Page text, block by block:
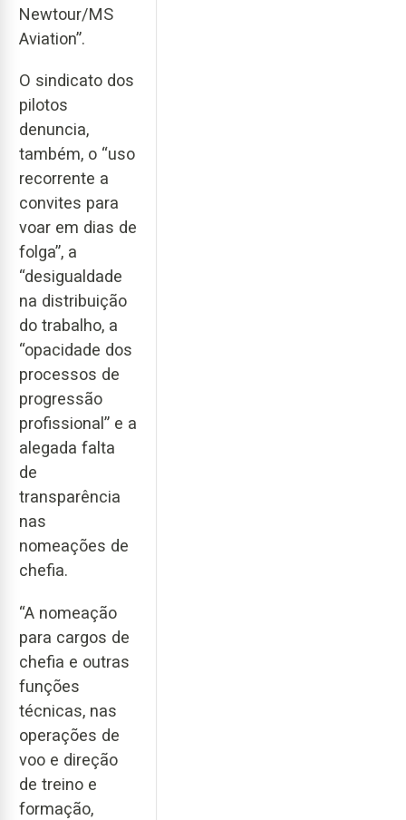
Newtour/MS
Aviation”.
O sindicato dos
pilotos
denuncia,
também, o “uso
recorrente a
convites para
voar em dias de
folga”, a
“desigualdade
na distribuição
do trabalho, a
“opacidade dos
processos de
progressão
profissional” e a
alegada falta
de
transparência
nas
nomeações de
chefia.
“A nomeação
para cargos de
chefia e outras
funções
técnicas, nas
operações de
voo e direção
de treino e
formação,